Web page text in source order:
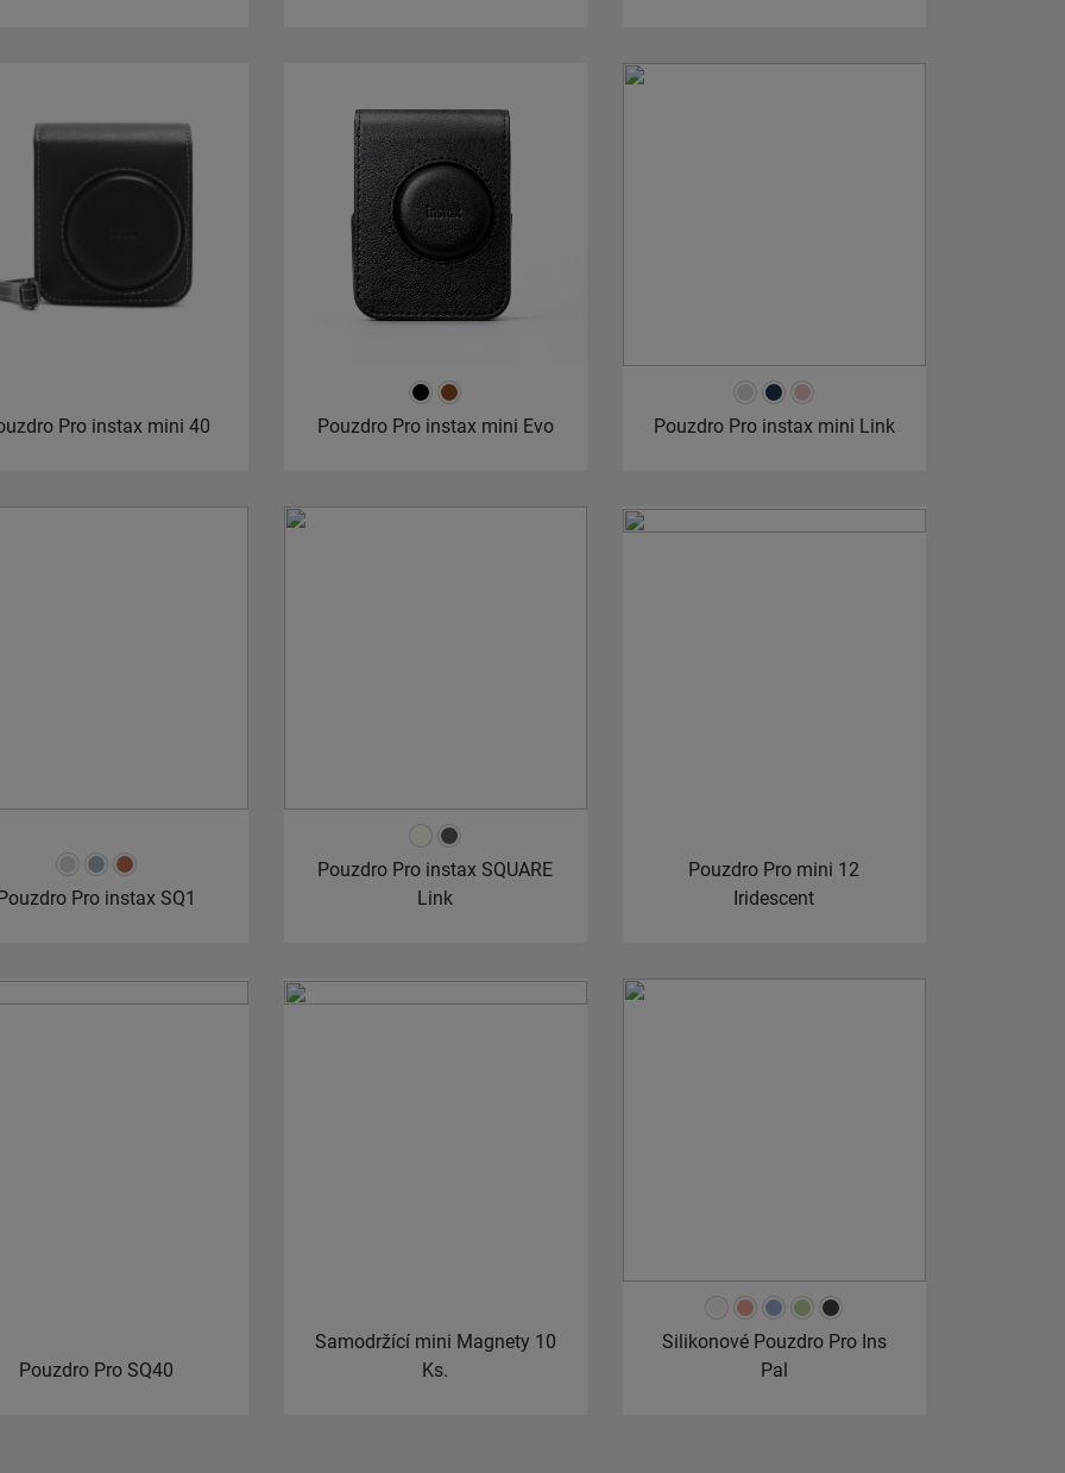
Pro instax mini 40 Pouzdro Pro instax mini Evo Pouzdro Pro instax mini Link
Pro instax SQ1
Pouzdro Pro instax SQUARE
Link
Pouzdro Pro mini 12
Iridescent
Pouzdro Pro SQ40
Samodržící mini Magnety 10
Ks.
Silikonové Pouzdro Pro Ins
Pal